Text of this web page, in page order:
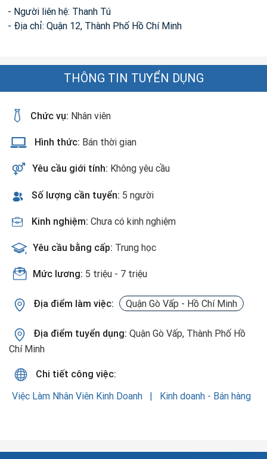
- Người liên hệ: Thanh Tú
- Địa chỉ: Quận 12, Thành Phố Hồ Chí Minh
THÔNG TIN TUYỂN DỤNG
Chức vụ: Nhân viên
Hình thức: Bán thời gian
Yêu cầu giới tính: Không yêu cầu
Số lượng cần tuyển: 5 người
Kinh nghiệm: Chưa có kinh nghiệm
Yêu cầu bằng cấp: Trung học
Mức lương: 5 triệu - 7 triệu
Địa điểm làm việc: Quận Gò Vấp - Hồ Chí Minh
Địa điểm tuyển dụng: Quận Gò Vấp, Thành Phố Hồ
Chí Minh
Chi tiết công việc:
Việc Làm Nhân Viên Kinh Doanh
Kinh doanh - Bán hàng